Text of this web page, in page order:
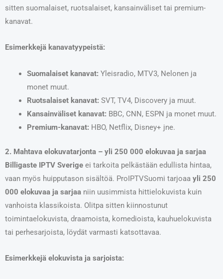
sitten suomalaiset, ruotsalaiset, kansainväliset tai premium-
kanavat.
Esimerkkejä kanavatyypeistä:
Suomalaiset kanavat: Yleisradio, MTV3, Nelonen ja
monet muut.
Ruotsalaiset kanavat: SVT, TV4, Discovery ja muut.
Kansainväliset kanavat: BBC, CNN, ESPN ja monet muut.
Premium-kanavat: HBO, Netflix, Disney+ jne.
2. Mahtava elokuvatarjonta – yli 250 000 elokuvaa ja sarjaa
Billigaste IPTV Sverige ei tarkoita pelkästään edullista hintaa,
vaan myös huipputason sisältöä. ProIPTVSuomi tarjoaa yli 250
000 elokuvaa ja sarjaa niin uusimmista hittielokuvista kuin
vanhoista klassikoista. Olitpa sitten kiinnostunut
toimintaelokuvista, draamoista, komedioista, kauhuelokuvista
tai perhesarjoista, löydät varmasti katsottavaa.
Esimerkkejä elokuvista ja sarjoista: